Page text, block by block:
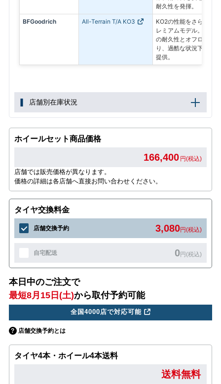
耐久性を発揮。
BFGoodrich All-Terrain T/A KO3
KO2の性能をさらに進
レミアムモデル。より
の耐久性とオフロード
り、過酷な状況下でも
提供。
店舗別在庫状況
ホイールセット商品価格
166,400 円(税込)
店舗では販売価格が異なります。
価格の詳細は各店舗へ直接お問い合わせください。
タイヤ交換料金
店舗交換予約 3,080円(税込)
自宅配送 0円(税込)
本日中のご注文で
最短8月15日(土)から取付予約可能
全国4000店で対応可能
店舗交換予約とは
タイヤ4本・ホイール4本送料
送料無料